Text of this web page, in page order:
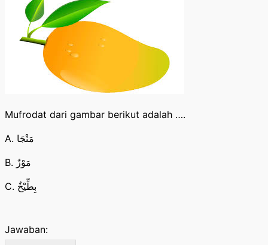
Mufrodat dari gambar berikut adalah ….
A. مَنْجَا
B. مَوْزٌ
C. بِطِّيْخٌ
Jawaban: